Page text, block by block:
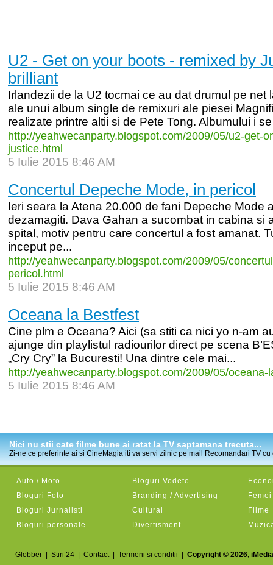
U2 - Get on your boots - remixed by
brilliant
Irlandezii de la U2 tocmai ce au dat drumul pe net
ale unui album single de remixuri ale piesei
realizate printre altii si de Pete Tong. Albumului i
http://yeahwecanparty.blogspot.com/2009/05/u2-get-
justice.html
5 Iulie 2015 8:46 AM
Concertul Depeche Mode, in pericol
Ieri seara la Atena 20.000 de fani Depeche Mode
dezamagiti. Dava Gahan a sucombat in cabina si
spital, motiv pentru care concertul a fost amanat.
inceput pe...
http://yeahwecanparty.blogspot.com/2009/05/
pericol.html
5 Iulie 2015 8:46 AM
Oceana la Bestfest
Cine plm e Oceana? Aici (sa stiti ca nici yo n-am
ajunge din playlistul radiourilor direct pe scena
„Cry Cry” la Bucuresti! Una dintre cele mai...
http://yeahwecanparty.blogspot.com/2009/05/oceana-
5 Iulie 2015 8:46 AM
Nici nu stii cate filme bune ai ratat la TV saptamana trecuta...
Zi-ne ce preferinte ai si CineMagia iti va servi zilnic pe mail Recomandari TV
Auto / Moto
Bloguri Foto
Bloguri Jurnalisti
Bloguri personale
Bloguri Vedete
Branding / Advertising
Cultural
Divertisment
Femei
Filme
Globber Stiri 24 Contact| Termeni si conditii Copyright © 2026,